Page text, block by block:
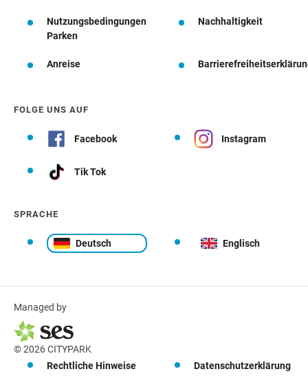
Nutzungsbedingungen
Parken
Nachhaltigkeit
Anreise
FOLGE UNS AUF
Facebook Instagram
Tik Tok
SPRACHE
Deutsch Englisch
Managed by
© 2026 CITYPARK
Rechtliche Hinweise
Datenschutzerklärung